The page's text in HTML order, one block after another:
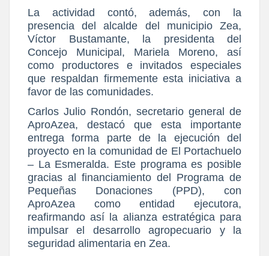
La actividad contó, además, con la
presencia del alcalde del municipio Zea,
Víctor Bustamante, la presidenta del
Concejo Municipal, Mariela Moreno, así
como productores e invitados especiales
que respaldan firmemente esta iniciativa a
favor de las comunidades.
Carlos Julio Rondón, secretario general de
AproAzea, destacó que esta importante
entrega forma parte de la ejecución del
proyecto en la comunidad de El Portachuelo
– La Esmeralda. Este programa es posible
gracias al financiamiento del Programa de
Pequeñas Donaciones (PPD), con
AproAzea como entidad ejecutora,
reafirmando así la alianza estratégica para
impulsar el desarrollo agropecuario y la
seguridad alimentaria en Zea.